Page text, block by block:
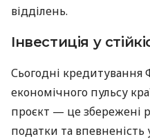
відділень.
Інвестиція у
Сьогодні
економічного пульсу
проєкт — це збережені
податки та